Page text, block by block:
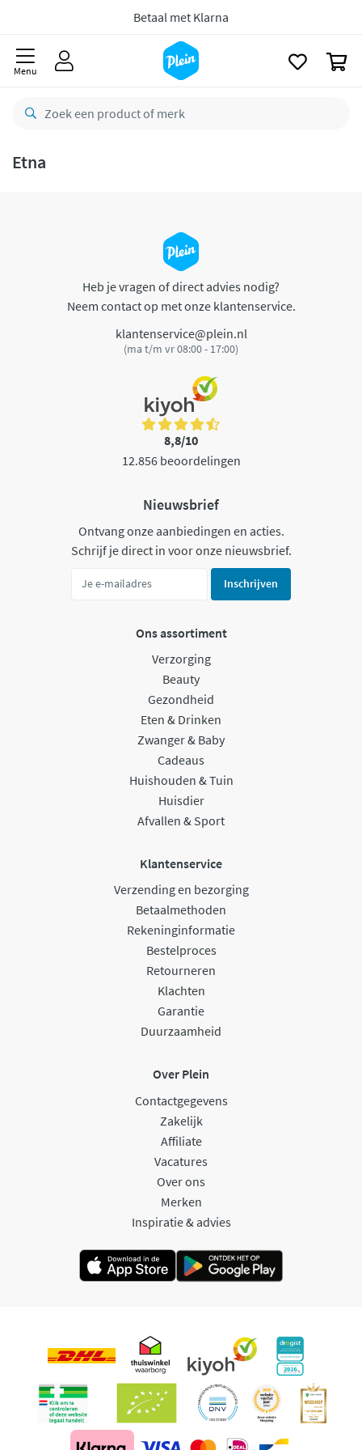
Betaal met Klarna
Menu
Etna
Heb je vragen of direct advies nodig?
Neem contact op met onze klantenservice.
klantenservice@plein.nl
(ma t/m vr 08:00 - 17:00)
8,8/10
12.856 beoordelingen
Nieuwsbrief
Ontvang onze aanbiedingen en acties.
Schrijf je direct in voor onze nieuwsbrief.
Inschrijven
Ons assortiment
Verzorging
Beauty
Gezondheid
Eten & Drinken
Zwanger & Baby
Cadeaus
Huishouden & Tuin
Huisdier
Afvallen & Sport
Klantenservice
Verzending en bezorging
Betaalmethoden
Rekeninginformatie
Bestelproces
Retourneren
Klachten
Garantie
Duurzaamheid
Over Plein
Contactgegevens
Zakelijk
Affiliate
Vacatures
Over ons
Merken
Inspiratie & advies